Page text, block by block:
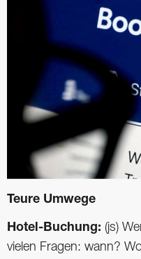
Teure Umwege
Hotel-Buchung: (js)
vielen Fragen: wann?